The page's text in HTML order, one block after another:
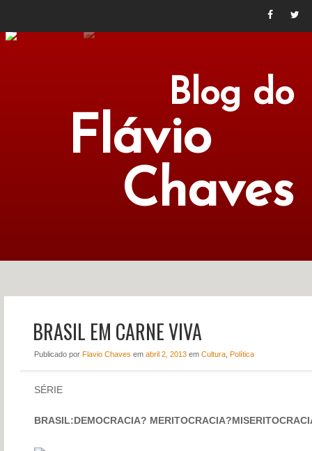
Blog do
Flávio
Chaves
NOTÍCIAS
CONTATO
BRASIL EM CARNE VIVA
Publicado por Flavio Chaves em abril 2, 2013em Cultura, Política
SÉRIE
BRASIL:DEMOCRACIA?